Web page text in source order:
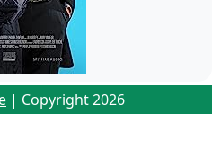
| Copyright 2026